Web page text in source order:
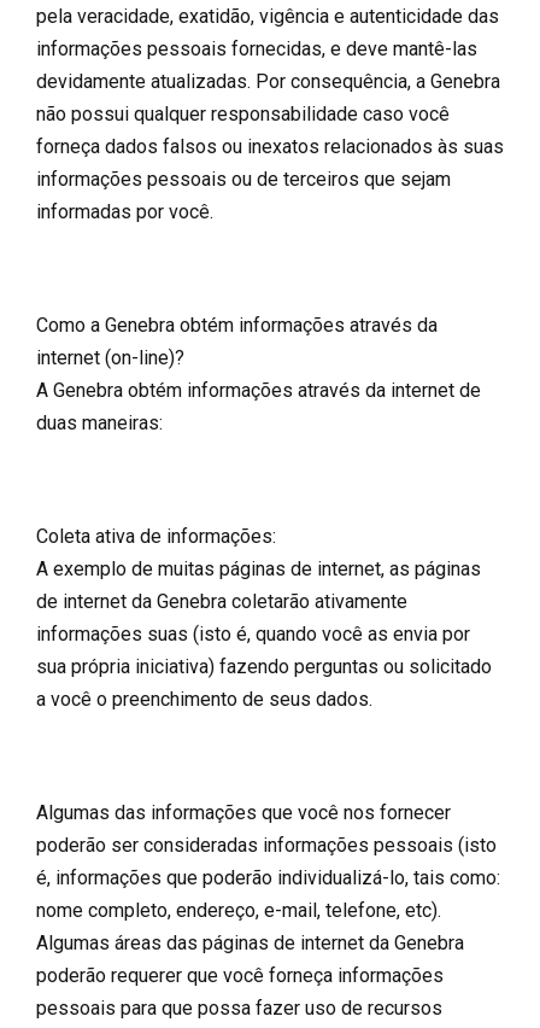
pela veracidade, exatidão, vigência e autenticidade das
informações pessoais fornecidas, e deve mantê-las
devidamente atualizadas. Por consequência, a Genebra
não possui qualquer responsabilidade caso você
forneça dados falsos ou inexatos relacionados às suas
informações pessoais ou de terceiros que sejam
informadas por você.
Como a Genebra obtém informações através da
internet (on-line)?
A Genebra obtém informações através da internet de
duas maneiras:
Coleta ativa de informações:
A exemplo de muitas páginas de internet, as páginas
de internet da Genebra coletarão ativamente
informações suas (isto é, quando você as envia por
sua própria iniciativa) fazendo perguntas ou solicitado
a você o preenchimento de seus dados.
Algumas das informações que você nos fornecer
poderão ser consideradas informações pessoais (isto
é, informações que poderão individualizá-lo, tais como:
nome completo, endereço, e-mail, telefone, etc).
Algumas áreas das páginas de internet da Genebra
poderão requerer que você forneça informações
pessoais para que possa fazer uso de recursos